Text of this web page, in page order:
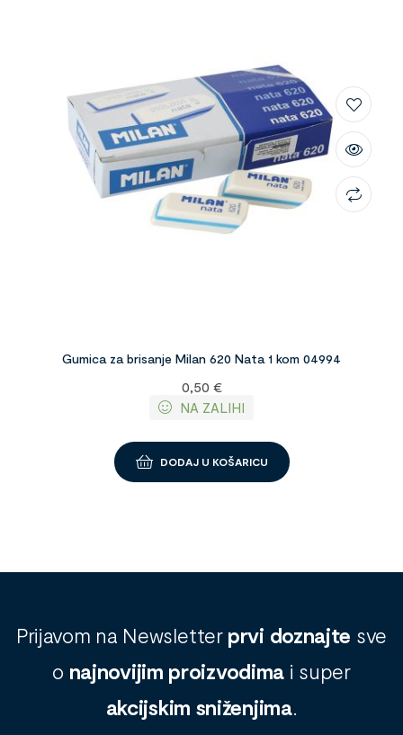
Gumica za brisanje Milan 620 Nata 1 kom 04994
0,50 €
NA ZALIHI
DODAJ U KOŠARICU
Prijavom na Newsletter prvi doznajte sve
o najnovijim proizvodima i super
akcijskim sniženjima.